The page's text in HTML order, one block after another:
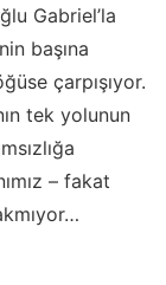
Gabriel’la
başına
çarpışıyor.
tek yolunun
– fakat